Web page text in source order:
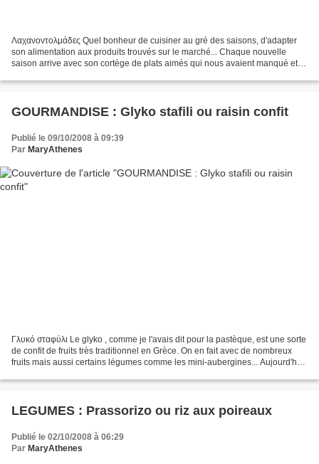
Λαχανοντολμάδες Quel bonheur de cuisiner au gré des saisons, d'adapter
son alimentation aux produits trouvés sur le marché... Chaque nouvelle
saison arrive avec son cortège de plats aimés qui nous avaient manqué et
GOURMANDISE : Glyko stafili ou raisin confit
Publié le 09/10/2008 à 09:39
Par MaryAthenes
Γλυκό σταφύλι Le glyko , comme je l'avais dit pour la pastèque, est une sorte
de confit de fruits très traditionnel en Grèce. On en fait avec de nombreux
fruits mais aussi certains légumes comme les mini-aubergines... Aujourd'hui,
LEGUMES : Prassorizo ou riz aux poireaux
Publié le 02/10/2008 à 06:29
Par MaryAthenes